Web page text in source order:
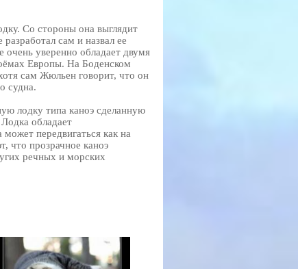
Со стороны она выглядит
сам и назвал ее
уверенно обладает двумя
Европы. На Боденском
сам Жюльен говорит, что он
судна.
лодку типа каноэ сделанную
обладает
передвигаться как на
что прозрачное каноэ
речных и морских